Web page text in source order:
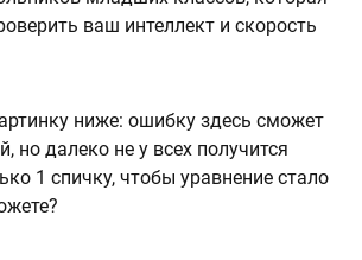
ваш интеллект и скорость
ниже: ошибку здесь сможет
но далеко не у всех получится
1 спичку, чтобы уравнение стало